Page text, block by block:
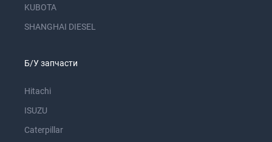
KUBOTA
SHANGHAI DIESEL
Б/У запчасти
Hitachi
ISUZU
Caterpillar